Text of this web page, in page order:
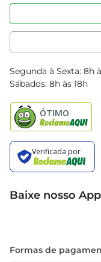
Portal do
Cencosud Media
Código de ética
Serviços
Clube Bretas
Blog Bretas
Black Friday
Segunda à Sexta: 8h
Sábados: 8h às 18h
Baixe nosso App
Formas de